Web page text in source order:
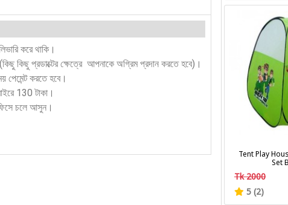
করে থাকি।
কিছু প্রডাক্টের ক্ষেত্রে আপনাকে অগ্রিম প্রদান করতে হবে)।
পেমেন্ট করতে হবে।
130 টাকা।
চলে আসুন।
Tent Play
Set
Tk 2000
5 (2)